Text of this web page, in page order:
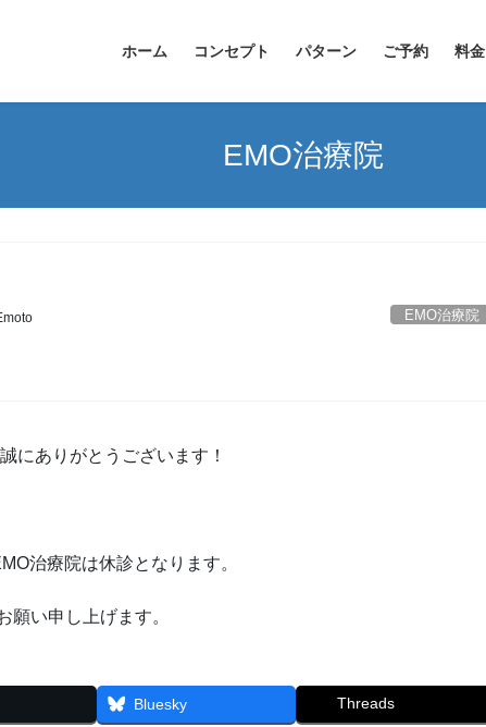
ホーム コンセプト パターン ご予約 料金
EMO治療院
EMO治療院
にありがとうございます！
治療院は休診となります。
願い申し上げます。
Bluesky Threads